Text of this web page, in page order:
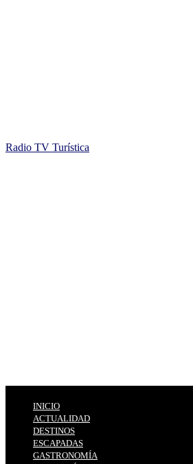
Radio TV Turística
INICIO
ACTUALIDAD
DESTINOS
ESCAPADAS
GASTRONOMÍA